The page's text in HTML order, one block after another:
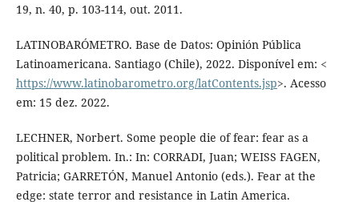
19, n. 40, p. 103-114, out. 2011.
LATINOBARÓMETRO. Base de Datos: Opinión Pública
Latinoamericana. Santiago (Chile), 2022. Disponível em: <
https://www.latinobarometro.org/latContents.jsp>. Acesso
em: 15 dez. 2022.
LECHNER, Norbert. Some people die of fear: fear as a
political problem. In.: In: CORRADI, Juan; WEISS FAGEN,
Patricia; GARRETÓN, Manuel Antonio (eds.). Fear at the
edge: state terror and resistance in Latin America.